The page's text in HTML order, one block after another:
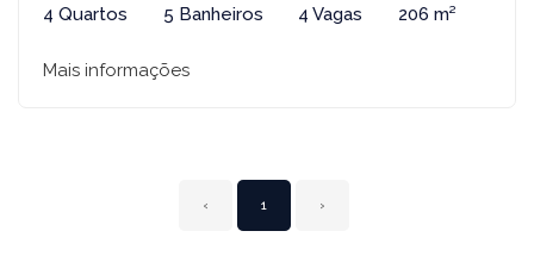
4 Quartos 5 Banheiros 4 Vagas 206 m²
Mais informações
‹ 1 ›